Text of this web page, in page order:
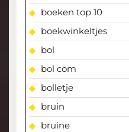
boeken top 10
boekwinkeltjes
bol
bol com
bolletje
bruin
bruine